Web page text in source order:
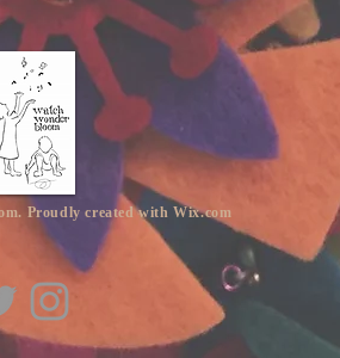
Proudly created withWix.com